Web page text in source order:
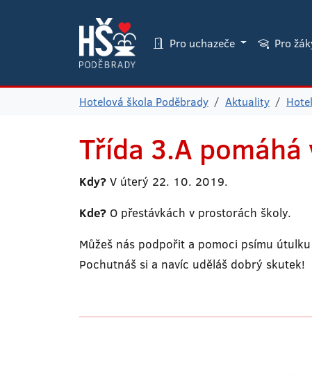
Pro uchazeče Pro
Hotelová škola Poděbrady Aktuality
Třída 3.A
Kdy? V úterý 22. 10. 2019.
Kde? O přestávkách v prostorách školy.
Můžeš nás podpořit a pomoci psímu
Pochutnáš si a navíc uděláš dobrý skutek!